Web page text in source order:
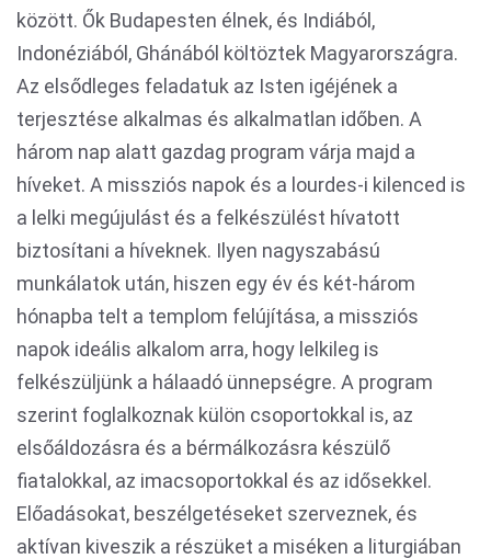
között. Ők Budapesten élnek, és Indiából,
Indonéziából, Ghánából költöztek Magyarországra.
Az elsődleges feladatuk az Isten igéjének a
terjesztése alkalmas és alkalmatlan időben. A
három nap alatt gazdag program várja majd a
híveket. A missziós napok és a lourdes-i kilenced is
a lelki megújulást és a felkészülést hívatott
biztosítani a híveknek. Ilyen nagyszabású
munkálatok után, hiszen egy év és két-három
hónapba telt a templom felújítása, a missziós
napok ideális alkalom arra, hogy lelkileg is
felkészüljünk a hálaadó ünnepségre. A program
szerint foglalkoznak külön csoportokkal is, az
elsőáldozásra és a bérmálkozásra készülő
fiatalokkal, az imacsoportokkal és az idősekkel.
Előadásokat, beszélgetéseket szerveznek, és
aktívan kiveszik a részüket a miséken a liturgiában